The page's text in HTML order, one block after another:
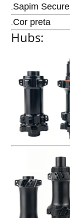
Sapim
Cor preta
Hubs: